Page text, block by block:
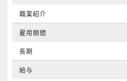
職業紹介
雇用期間
長期
給与